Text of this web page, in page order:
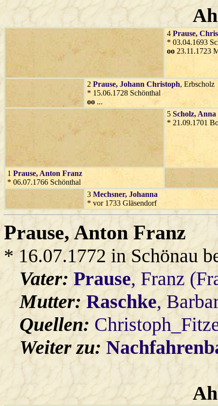
4 Prause,
* 03.04.1693
oo 23.11.1723
2 Prause, Johann Christoph, Erbscholz
* 15.06.1728 Schönthal
oo ...
5 Scholz, Anna
* 21.09.1701
1 Prause, Anton Franz
* 06.07.1766 Schönthal
3 Mechsner, Johanna
* vor 1733 Gläsendorf
Prause, Anton Franz
* 16.07.1772 in Schönau
Vater:Prause, Franz
Mutter:Raschke,
Quellen:
Weiter zu: